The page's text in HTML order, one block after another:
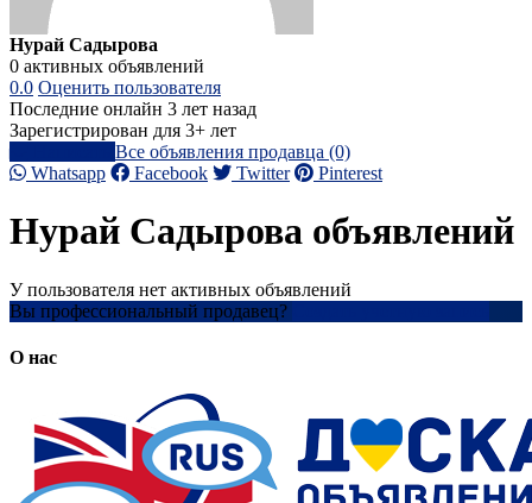
Нурай Садырова
0 активных объявлений
0.0 Оценить пользователя
Последние онлайн 3 лет назад
Зарегистрирован для 3+ лет
Все объявления продавца (0)
Whatsapp
Facebook Twitter Pinterest
Нурай Садырова объявлений
У пользователя нет активных объявлений
Вы профессиональный продавец?
О нас